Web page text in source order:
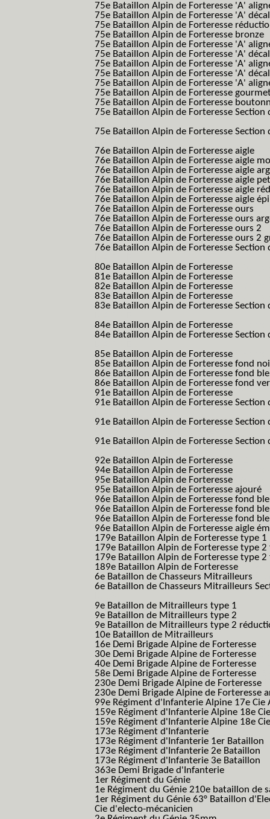
75e Bataillon Alpin de Forteresse 'A'
75e Bataillon Alpin de Forteresse 'A'
75e Bataillon Alpin de Forteresse
75e Bataillon Alpin de Forteresse bronze
75e Bataillon Alpin de Forteresse 'A'
75e Bataillon Alpin de Forteresse 'A'
75e Bataillon Alpin de Forteresse 'A'
75e Bataillon Alpin de Forteresse 'A'
75e Bataillon Alpin de Forteresse 'A'
75e Bataillon Alpin de Forteresse
75e Bataillon Alpin de Forteresse
75e Bataillon Alpin de Forteresse
75e Bataillon Alpin de Forteresse
76e Bataillon Alpin de Forteresse aigle
76e Bataillon Alpin de Forteresse aigle
76e Bataillon Alpin de Forteresse aigle
76e Bataillon Alpin de Forteresse aigle
76e Bataillon Alpin de Forteresse aigle
76e Bataillon Alpin de Forteresse aigle
76e Bataillon Alpin de Forteresse ours
76e Bataillon Alpin de Forteresse ours
76e Bataillon Alpin de Forteresse ours 2
76e Bataillon Alpin de Forteresse ours 2
76e Bataillon Alpin de Forteresse
80e Bataillon Alpin de Forteresse
81e Bataillon Alpin de Forteresse
82e Bataillon Alpin de Forteresse
83e Bataillon Alpin de Forteresse
83e Bataillon Alpin de Forteresse
84e Bataillon Alpin de Forteresse
84e Bataillon Alpin de Forteresse
85e Bataillon Alpin de Forteresse
85e Bataillon Alpin de Forteresse fond
86e Bataillon Alpin de Forteresse fond
86e Bataillon Alpin de Forteresse fond
91e Bataillon Alpin de Forteresse
91e Bataillon Alpin de Forteresse
91e Bataillon Alpin de Forteresse
91e Bataillon Alpin de Forteresse
92e Bataillon Alpin de Forteresse
94e Bataillon Alpin de Forteresse
95e Bataillon Alpin de Forteresse
95e Bataillon Alpin de Forteresse ajouré
96e Bataillon Alpin de Forteresse fond
96e Bataillon Alpin de Forteresse fond
96e Bataillon Alpin de Forteresse fond
96e Bataillon Alpin de Forteresse aigle
179e Bataillon Alpin de Forteresse type 1
179e Bataillon Alpin de Forteresse type
179e Bataillon Alpin de Forteresse type
189e Bataillon Alpin de Forteresse
6e Bataillon de Chasseurs Mitrailleurs
6e Bataillon de Chasseurs Mitrailleurs
9e Bataillon de Mitrailleurs type 1
9e Bataillon de Mitrailleurs type 2
9e Bataillon de Mitrailleurs type 2
10e Bataillon de Mitrailleurs
16e Demi Brigade Alpine de Forteresse
30e Demi Brigade Alpine de Forteresse
40e Demi Brigade Alpine de Forteresse
58e Demi Brigade Alpine de Forteresse
230e Demi Brigade Alpine de Forteresse
230e Demi Brigade Alpine de Forteresse
99e Régiment d'Infanterie Alpine 17e
159e Régiment d'Infanterie Alpine 18e
159e Régiment d'Infanterie Alpine 18e
173e Régiment d'Infanterie
173e Régiment d'Infanterie 1er Bataillon
173e Régiment d'Infanterie 2e Bataillon
173e Régiment d'Infanterie 3e Bataillon
363e Demi Brigade d'Infanterie
1er Régiment du Génie
1e Régiment du Génie 210e bataillon de
1er Régiment du Génie 63° Bataillon
Cie d'electo-mécanicien